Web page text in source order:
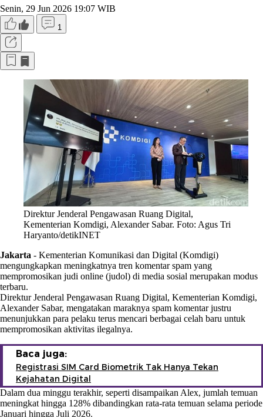
Senin, 29 Jun 2026 19:07 WIB
1
Direktur Jenderal Pengawasan Ruang Digital,
Kementerian Komdigi, Alexander Sabar. Foto: Agus Tri
Haryanto/detikINET
Jakarta - Kementerian Komunikasi dan Digital (Komdigi)
mengungkapkan meningkatnya tren komentar spam yang
mempromosikan judi online (judol) di media sosial merupakan modus
terbaru.
Direktur Jenderal Pengawasan Ruang Digital, Kementerian Komdigi,
Alexander Sabar, mengatakan maraknya spam komentar justru
menunjukkan para pelaku terus mencari berbagai celah baru untuk
mempromosikan aktivitas ilegalnya.
Baca juga:
Registrasi SIM Card Biometrik Tak Hanya Tekan
Kejahatan Digital
Dalam dua minggu terakhir, seperti disampaikan Alex, jumlah temuan
meningkat hingga 128% dibandingkan rata-rata temuan selama periode
Januari hingga Juli 2026.